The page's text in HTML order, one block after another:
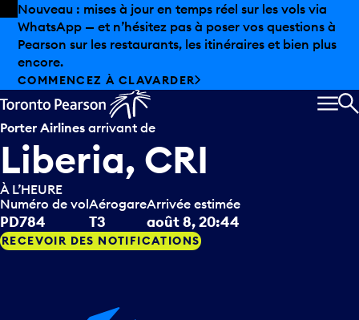
Skip to offers
Passer au contenu principal
Nouveau : mises à jour en temps réel sur les vols via
WhatsApp — et n’hésitez pas à poser vos questions à
Pearson sur les restaurants, les itinéraires et bien plus
encore.
COMMENCEZ À CLAVARDER
Porter Airlines arrivant de
Liberia, CRI
À L’HEURE
Numéro de vol
PD784
Aérogare
T3
Arrivée estimée
août 8, 20:44
RECEVOIR DES NOTIFICATIONS